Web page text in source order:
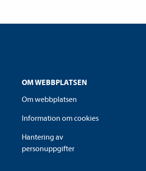
OM WEBBPLATSEN
Om webbplatsen
Information om cookies
Hantering av
personuppgifter